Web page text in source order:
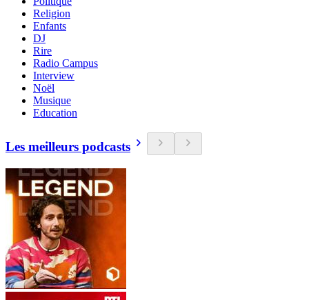
Religion
Enfants
DJ
Rire
Radio Campus
Interview
Noël
Musique
Education
Les meilleurs podcasts